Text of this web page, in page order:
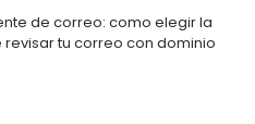
de correo: como elegir la
tu correo con dominio